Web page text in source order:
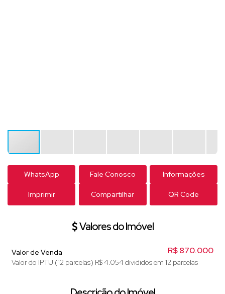
WhatsApp Fale Conosco Informações
Imprimir Compartilhar QR Code
Valores do Imóvel
R$870.000
Valor de Venda
Valor do IPTU (12 parcelas) R$4.054 divididos em 12 parcelas